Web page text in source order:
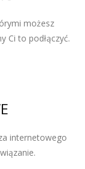
możesz
Ci to podłączyć.
internetowego